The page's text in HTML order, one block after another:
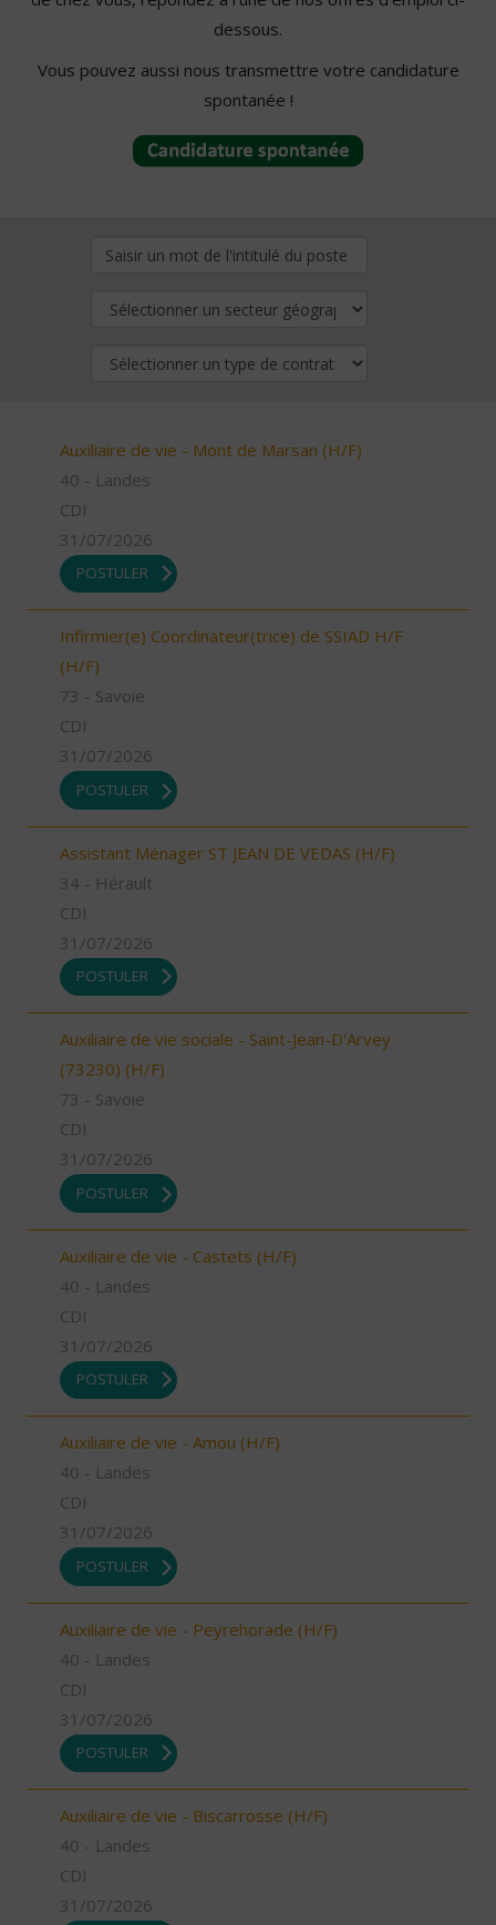
dessous.
Vous pouvez aussi nous transmettre votre candidature
spontanée !
Auxiliaire de vie - Mont de Marsan (H/F)
40 - Landes
CDI
31/07/2026
POSTULER
Infirmier(e) Coordinateur(trice) de SSIAD H/F
(H/F)
73 - Savoie
CDI
31/07/2026
POSTULER
Assistant Ménager ST JEAN DE VEDAS (H/F)
34 - Hérault
CDI
31/07/2026
POSTULER
Auxiliaire de vie sociale - Saint-Jean-D'Arvey
(73230) (H/F)
73 - Savoie
CDI
31/07/2026
POSTULER
Auxiliaire de vie - Castets (H/F)
40 - Landes
CDI
31/07/2026
POSTULER
Auxiliaire de vie - Amou (H/F)
40 - Landes
CDI
31/07/2026
POSTULER
Auxiliaire de vie - Peyrehorade (H/F)
40 - Landes
CDI
31/07/2026
POSTULER
Auxiliaire de vie - Biscarrosse (H/F)
40 - Landes
CDI
31/07/2026